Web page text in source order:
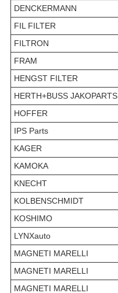
DENCKERMANN
FIL FILTER
FILTRON
FRAM
HENGST FILTER
HERTH+BUSS JAKOPARTS
HOFFER
IPS Parts
KAGER
KAMOKA
KNECHT
KOLBENSCHMIDT
KOSHIMO
LYNXauto
MAGNETI MARELLI
MAGNETI MARELLI
MAGNETI MARELLI